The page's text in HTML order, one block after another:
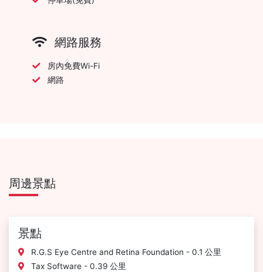
網路服務
房內免費Wi-Fi
網路
周邊景點
景點
R.G.S Eye Centre and Retina Foundation - 0.1 公里
Tax Software - 0.39 公里